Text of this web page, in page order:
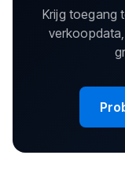
Krijg toegang